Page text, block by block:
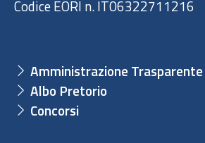
Codice EORI n. IT06322711216
Amministrazione Trasparente
Albo Pretorio
Concorsi